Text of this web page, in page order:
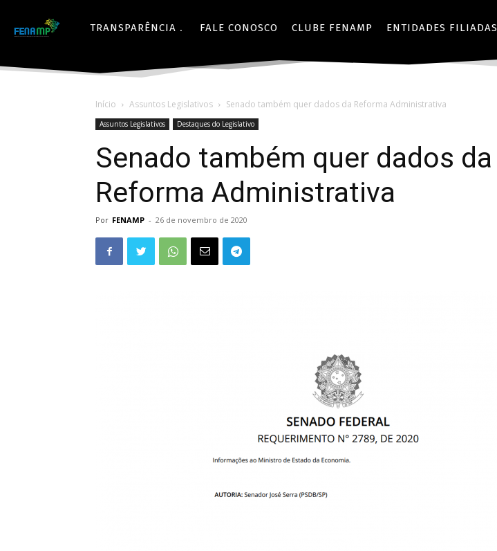
TRANSPARÊNCIA FALE CONOSCO CLUBE FENAMP ENTIDADES FILIADAS
Início Assuntos Legislativos Senado também quer dados da Reforma Administrativa
Assuntos Legislativos Destaques do Legislativo
Senado também quer dados da
Reforma Administrativa
Por FENAMP - 26 de novembro de 2020